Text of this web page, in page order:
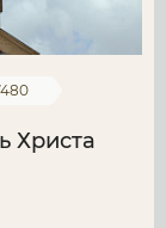
Христа